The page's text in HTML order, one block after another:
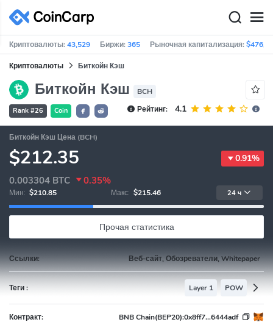
Криптовалюты:43,529 Биржи:365 Рыночная капитализация:
Криптовалюты Биткойн Кэш
Биткойн Кэш BCH
Rank #26 Coin Рейтинг: 4.1
Биткойн Кэш Цена (BCH)
$212.35 0.91%
0.003304 BTC 0.35%
Мин: $210.85 Макс: $215.46 24 ч
Прочая статистика
Ссылки: Веб-сайт, Обозреватели, Whitepaper
Теги : Layer 1 POW
Контракт: BNB Chain(BEP20):0x8ff7...6444adf